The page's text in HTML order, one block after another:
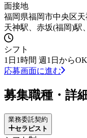
面接地
福岡県福岡市中央区
天神駅、赤坂(福岡)駅
シフト
1日1時間 週1日からOK
応募画面に進む
募集職種・詳
業務委託契約
セラピスト